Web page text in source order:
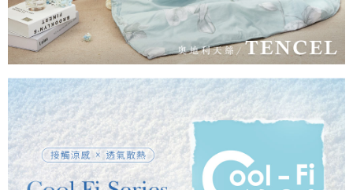
【注意事項】
１．透過由恩沛科技股份有限公司提供之「AFTEE先享後付」服務完成之交
易，需依本服務之必要範圍內提供個人資料，並將交易相關給付款項請求債
權轉讓予恩沛科技股份有限公司。
https://aftee.tw/terms/#terms3
３．未成年的使用者請事先徵得法定代理人或監護人之同意方可使用
「AFTEE先享後付」，若未經同意申辦者引起之損失，本公司不負相關責
任。
４．使用「AFTEE先享後付」時，將依據個別帳號之用戶狀況，依本公司即
時審查核予不同之上限額度；若仍有額度不足之情形，本公司將視審查結果
請求用戶進行身份認證。
５．嚴禁一人註冊多個帳號或使用他人資訊註冊。若發現惡意使用之情形，
付款後7-11取貨
每筆NT$60，滿NT$999(含以上)免運費
新竹貨運
每筆NT$80，滿NT$999(含以上)免運費